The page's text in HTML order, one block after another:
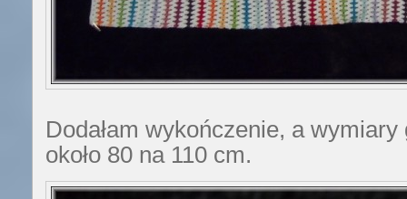
Dodałam wykończenie, a
około 80 na 110 cm.